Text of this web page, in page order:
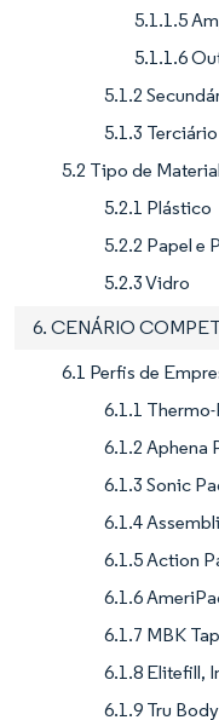
5.1.1.5
5.1.1.6
5.1.2
5.1.3 Terciário
5.2 Tipo de Material
5.2.1 Plástico
5.2.2 Papel e
5.2.3 Vidro
6. CENÁRIO
6.1 Perfis de
6.1.1
6.1.2 Aphena
6.1.3 Sonic
6.1.4
6.1.5 Action
6.1.6
6.1.7 MBK
6.1.8 Elitefill,
6.1.9 Tru